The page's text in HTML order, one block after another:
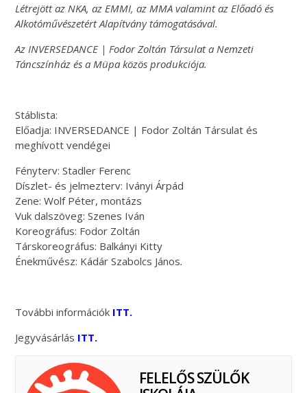
Létrejött az NKA, az EMMI, az MMA valamint az Előadó és
Alkotóművészetért Alapítvány támogatásával.
Az INVERSEDANCE | Fodor Zoltán Társulat a Nemzeti
Táncszínház és a Müpa közös produkciója.
Stáblista:
Előadja: INVERSEDANCE | Fodor Zoltán Társulat és
meghívott vendégei
Fényterv: Stadler Ferenc
Díszlet- és jelmezterv: Iványi Árpád
Zene: Wolf Péter, montázs
Vuk dalszöveg: Szenes Iván
Koreográfus: Fodor Zoltán
Társkoreográfus: Balkányi Kitty
Énekművész: Kádár Szabolcs János.
További információk ITT.
Jegyvásárlás ITT.
FELELŐS SZÜLŐK